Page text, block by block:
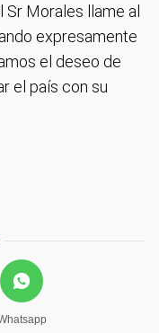
Morales llame al
expresamente
el deseo de
el país con su